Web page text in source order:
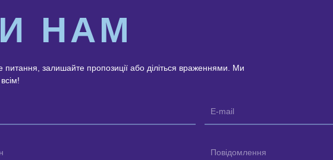
НАМ
питання, залишайте пропозиції або діліться враженнями. Ми